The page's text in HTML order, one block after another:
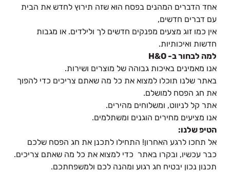
אחד הדברים המהנים בפסח הוא שזה תירוץ לחדש את הבית
עם דברים חדשים,
אין כמו זוג מצעים מפנקים חדשים לך ולילדים. או מגבות
חדשות ואיכותיות.
למה לבחור ב- H&O
אנו מאמינים באיכות גבוהה של מוצרים ושירות.
באתר שלנו תוכלו למצוא את כל מה שאתם צריכים כדי להפוך
את חג הפסח למושלם.
אתר קל לניווט, ומשלוחים מהירים.
אנו מציעים מחירים הוגנים ומשתלמים.
הטיפ שלנו:
אל תחכו לרגע האחרון! התחילו לתכנן את חג הפסח שלכם
כבר עכשיו, ובקרו באתר כדי למצוא את כל מה שאתם צריכים.
תכנון נכון יבטיח חג רגוע ומהנה לכם ולמשפחתכם.